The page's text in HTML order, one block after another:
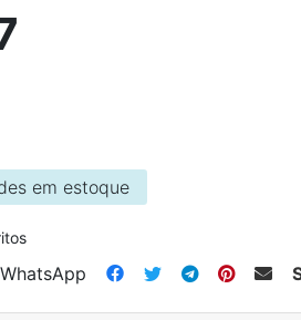
em estoque